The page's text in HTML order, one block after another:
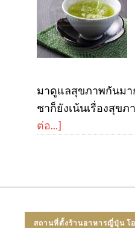
มาดูแลสุขภาพกันม
ชาก็ยังเน้นเรื่องสุขภ
ต่อ...]
สถานที่ตั้งร้านอาหารญี่ปุ่น โ